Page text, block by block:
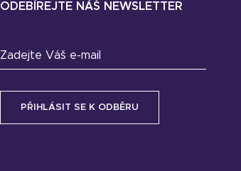
ODEBÍREJTE NÁŠ NEWSLETTER
Zadejte Váš e-mail